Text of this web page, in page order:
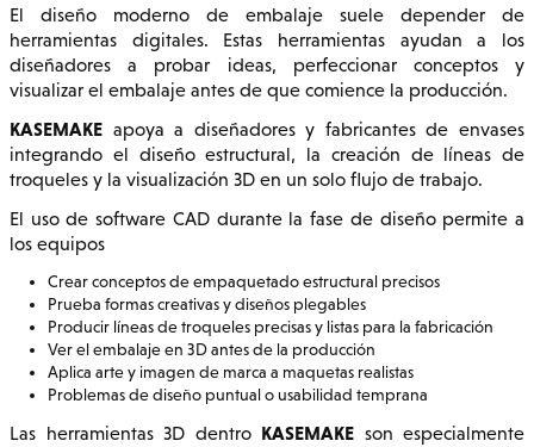
El diseño moderno de embalaje suele depender de
herramientas digitales. Estas herramientas ayudan a los
diseñadores a probar ideas, perfeccionar conceptos y
visualizar el embalaje antes de que comience la producción.
KASEMAKE apoya a diseñadores y fabricantes de envases
integrando el diseño estructural, la creación de líneas de
troqueles y la visualización 3D en un solo flujo de trabajo.
El uso de software CAD durante la fase de diseño permite a
los equipos
Crear conceptos de empaquetado estructural precisos
Prueba formas creativas y diseños plegables
Producir líneas de troqueles precisas y listas para la fabricación
Ver el embalaje en 3D antes de la producción
Aplica arte y imagen de marca a maquetas realistas
Problemas de diseño puntual o usabilidad temprana
Las herramientas 3D dentro KASEMAKE son especialmente